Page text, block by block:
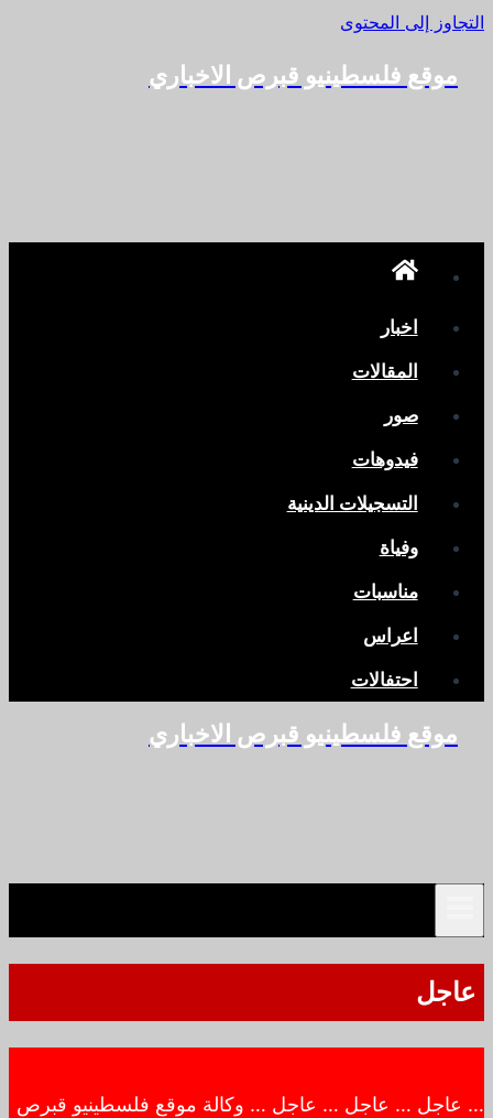
التجاوز إلى المحتوى
موقع فلسطينيو قبرص الاخباري
اخبار
المقالات
صور
فيدوهات
التسجيلات الدينية
وفياة
مناسبات
اعراس
احتفالات
موقع فلسطينيو قبرص الاخباري
عاجل
… عاجل … عاجل … عاجل … وكالة موقع فلسطينيو قبرص